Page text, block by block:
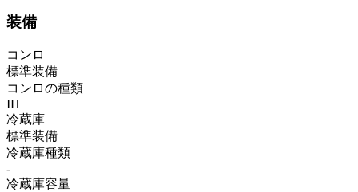
装備
コンロ
標準装備
コンロの種類
IH
冷蔵庫
標準装備
冷蔵庫種類
-
冷蔵庫容量